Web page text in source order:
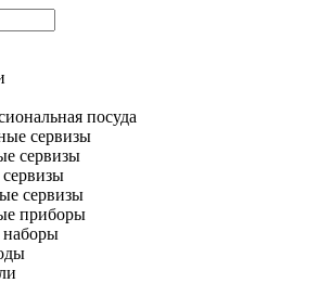
посуда
сервизы
сервизы
сервизы
приборы